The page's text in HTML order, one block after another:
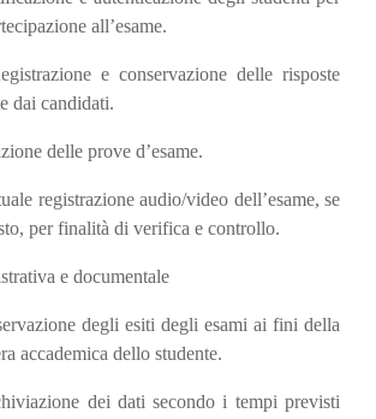
all’esame.
e conservazione delle risposte
dai candidati.
delle prove d’esame.
registrazione audio/video dell’esame, se
per finalità di verifica e controllo.
e documentale
degli esiti degli esami ai fini della
accademica dello studente.
dei dati secondo i tempi previsti